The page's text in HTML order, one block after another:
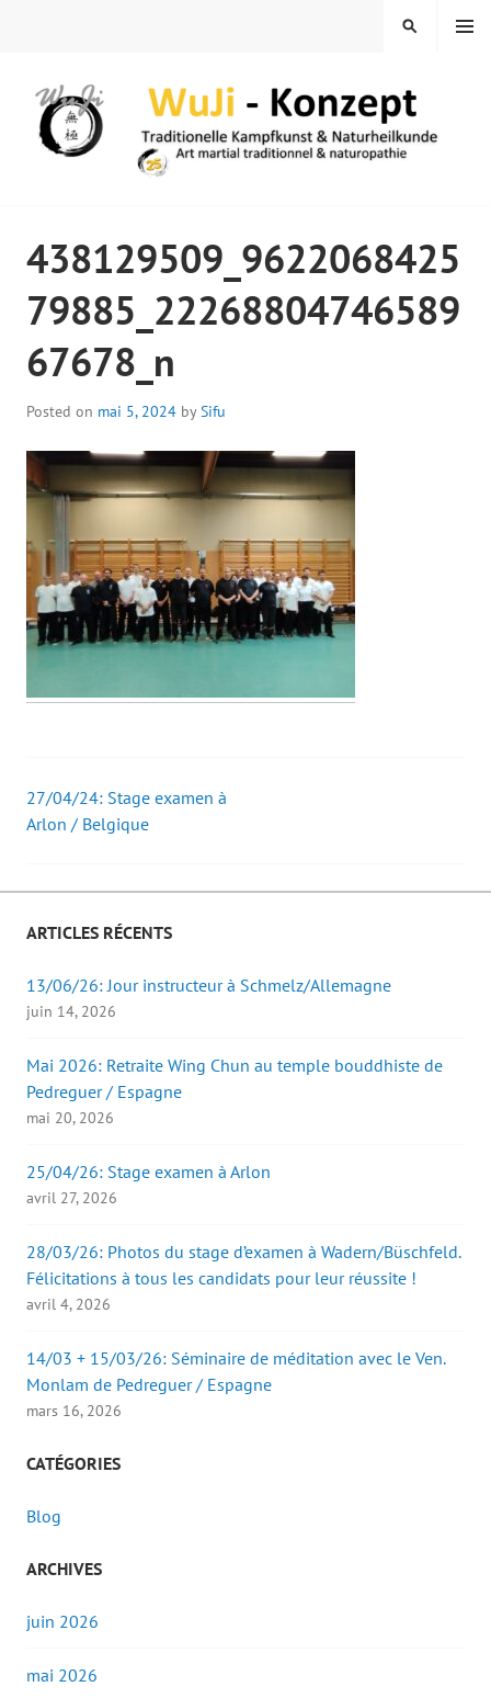
MENU
SEARCH
438129509_9622068425
79885_22268804746589
67678_n
Posted on mai 5, 2024 bySifu
Post
27/04/24: Stage examen à
Arlon / Belgique
ARTICLES RÉCENTS
13/06/26: Jour instructeur à Schmelz/Allemagne
juin 14, 2026
Mai 2026: Retraite Wing Chun au temple bouddhiste de
Pedreguer / Espagne
mai 20, 2026
25/04/26: Stage examen à Arlon
avril 27, 2026
28/03/26: Photos du stage d’examen à Wadern/Büschfeld.
Félicitations à tous les candidats pour leur réussite !
avril 4, 2026
14/03 + 15/03/26: Séminaire de méditation avec le Ven.
Monlam de Pedreguer / Espagne
mars 16, 2026
CATÉGORIES
Blog
ARCHIVES
juin 2026
mai 2026